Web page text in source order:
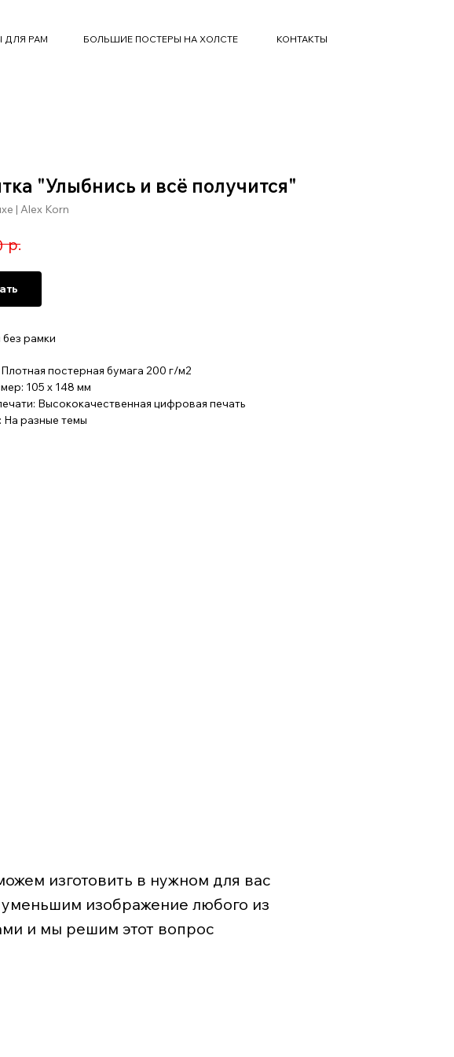
ДЛЯ РАМ БОЛЬШИЕ ПОСТЕРЫ НА ХОЛСТЕ КОНТАКТЫ
"Улыбнись и всё получится"
| Alex Korn
р.
рамки
постерная бумага 200 г/м2
105 x 148 мм
Высококачественная цифровая печать
На разные темы
изготовить в нужном для вас
изображение любого из
и мы решим этот вопрос